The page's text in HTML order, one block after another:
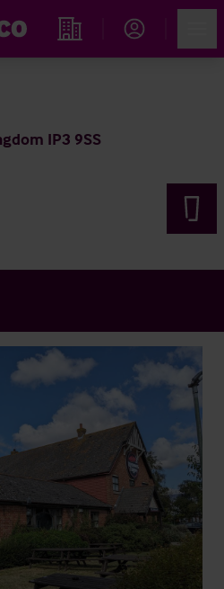
Rechercher un hôtel
IP3 9SS